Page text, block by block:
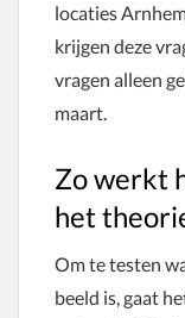
locaties
krijgen deze
vragen alleen
maart.
Zo werkt
het
Om te testen
beeld is, gaat